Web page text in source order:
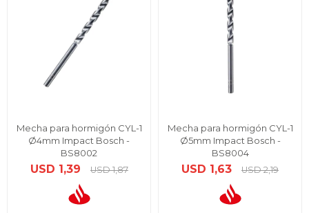
Mecha para hormigón CYL-1
Ø4mm Impact Bosch -
BS8002
USD 1,39 USD 1,87
Mecha para hormigón CYL-1
Ø5mm Impact Bosch -
BS8004
USD 1,63 USD 2,19